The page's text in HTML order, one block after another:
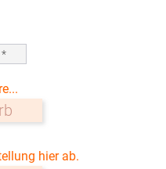
hier ab.